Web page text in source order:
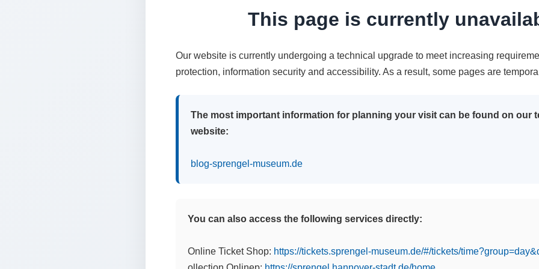
This page is currently
Our website is currently undergoing a technical upgrade to meet increasing
protection, information security and accessibility. As a result, some pages are
The most important information for planning your visit can be found on our
website:
blog-sprengel-museum.de
You can also access the following services directly:
Online Ticket Shop: https://tickets.sprengel-museum.de/#/tickets/